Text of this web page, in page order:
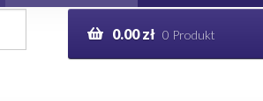
0.00zł 0 Produkt